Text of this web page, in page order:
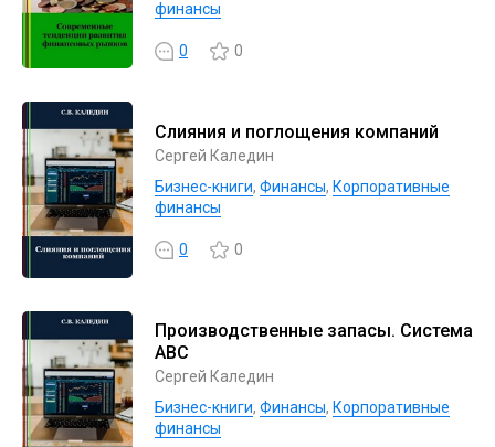
финансы
0 0
Слияния и поглощения компаний
Сергей Каледин
Бизнес-книги, Финансы, Корпоративные
финансы
0 0
Производственные запасы. Система
АВС
Сергей Каледин
Бизнес-книги, Финансы, Корпоративные
финансы